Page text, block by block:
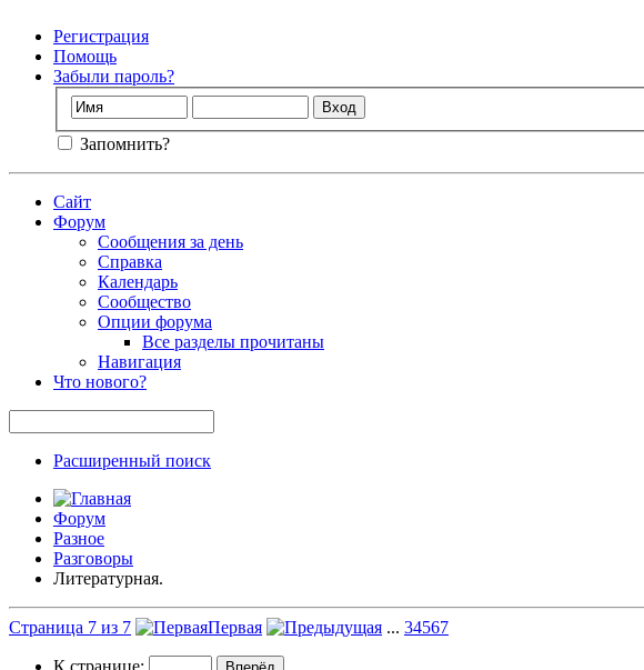
Регистрация
Помощь
Забыли пароль?
Запомнить?
Сайт
Форум
Сообщения за день
Справка
Календарь
Сообщество
Опции форума
Все разделы прочитаны
Навигация
Что нового?
Расширенный поиск
Форум
Разное
Разговоры
Литературная.
Страница 7 из 7 Первая ... 34567
К странице: